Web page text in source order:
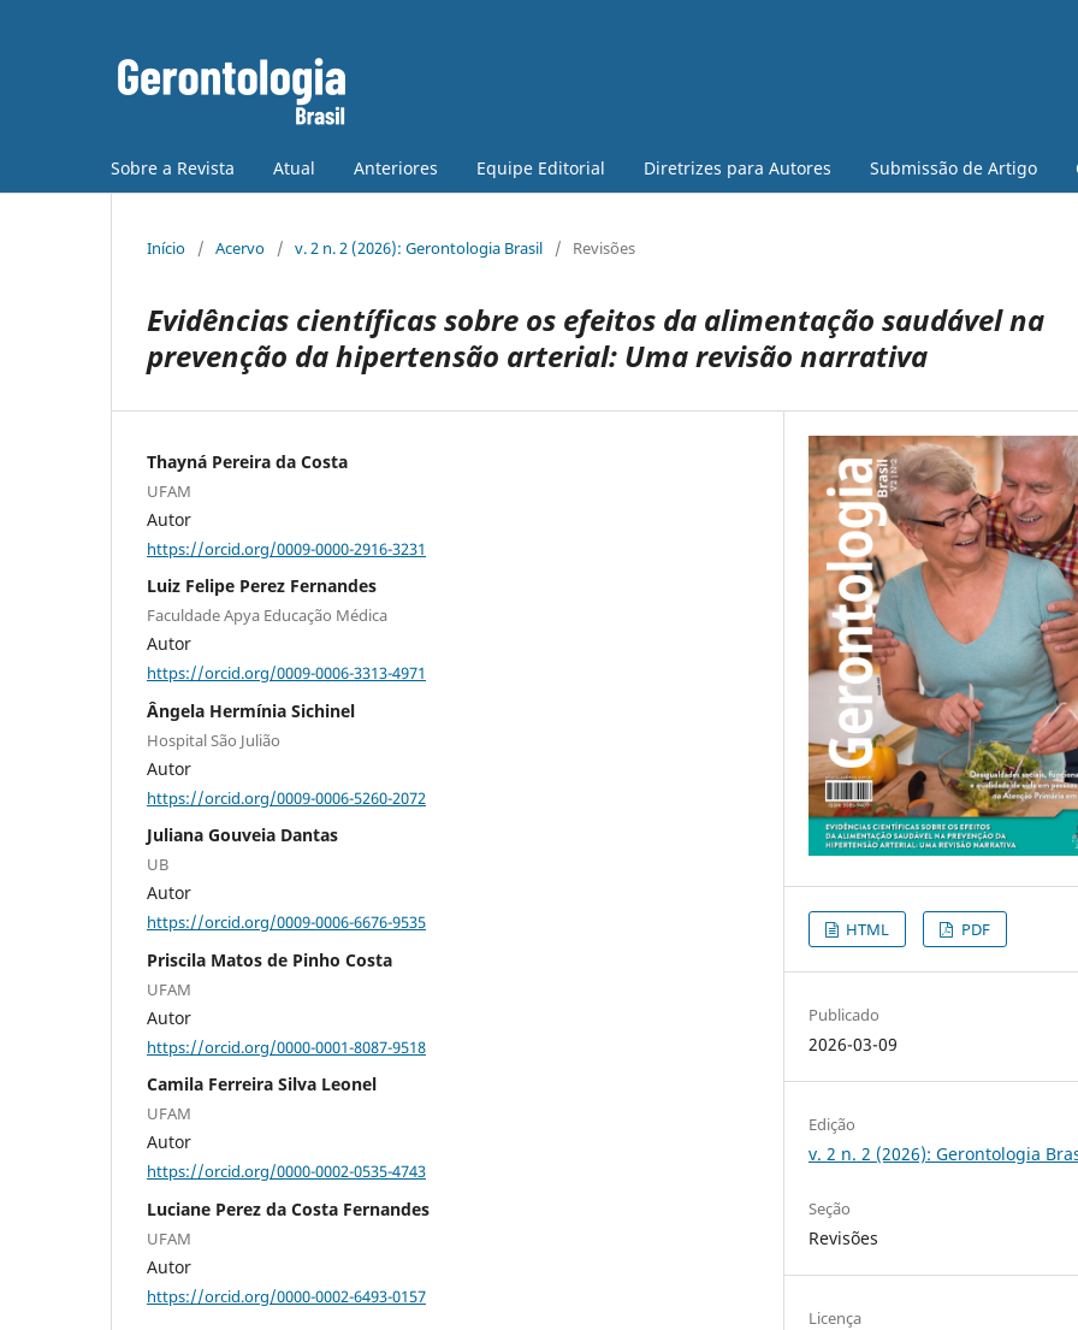
Sobre a Revista Atual Anteriores Equipe Editorial Diretrizes para Autores Submissão de Artigo
Início / Acervo / v. 2 n. 2 (2026): Gerontologia Brasil / Revisões
Evidências científicas sobre os efeitos da alimentação saudável na
prevenção da hipertensão arterial: Uma revisão narrativa
Thayná Pereira da Costa
UFAM
Autor
https://orcid.org/0009-0000-2916-3231
Luiz Felipe Perez Fernandes
Faculdade Apya Educação Médica
Autor
https://orcid.org/0009-0006-3313-4971
Ângela Hermínia Sichinel
Hospital São Julião
Autor
https://orcid.org/0009-0006-5260-2072
Juliana Gouveia Dantas
UB
Autor
https://orcid.org/0009-0006-6676-9535
Priscila Matos de Pinho Costa
UFAM
Autor
https://orcid.org/0000-0001-8087-9518
Camila Ferreira Silva Leonel
UFAM
Autor
https://orcid.org/0000-0002-0535-4743
Luciane Perez da Costa Fernandes
UFAM
Autor
https://orcid.org/0000-0002-6493-0157
HTML PDF
Publicado
2026-03-09
Edição
v. 2 n. 2 (2026): Gerontologia
Seção
Revisões
Licença